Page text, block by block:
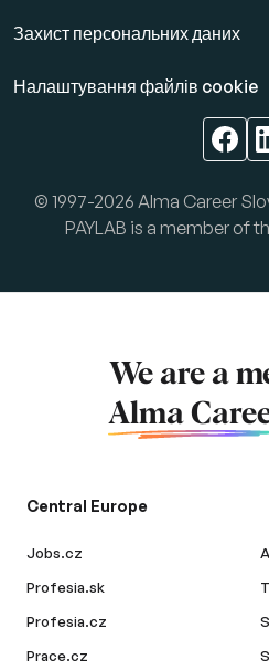
Захист персональних даних
Налаштування файлів cookie
© 1997-2026 Alma Career
PAYLAB is a member of
We are a
Alma
Central Europe
Jobs.cz
Profesia.sk
Profesia.cz
Prace.cz